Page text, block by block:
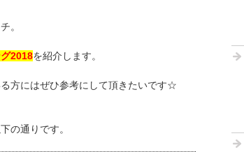
。
2018を紹介します。
方にはぜひ参考にして頂きたいです☆
の通りです。